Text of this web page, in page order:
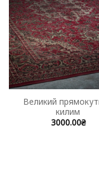
Великий
килим
3000.00₴